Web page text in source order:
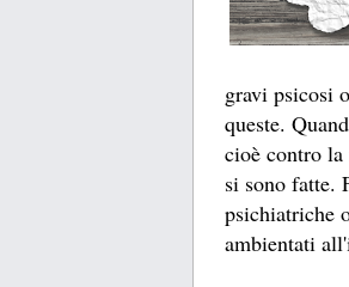
gravi psicosi
queste.
cioè contro la
si sono fatte.
psichiatriche
ambientati